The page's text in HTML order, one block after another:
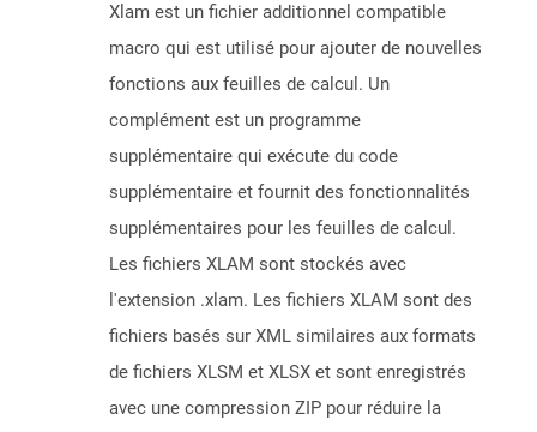
Xlam est un fichier additionnel compatible
macro qui est utilisé pour ajouter de nouvelles
fonctions aux feuilles de calcul. Un
complément est un programme
supplémentaire qui exécute du code
supplémentaire et fournit des fonctionnalités
supplémentaires pour les feuilles de calcul.
Les fichiers XLAM sont stockés avec
l'extension .xlam. Les fichiers XLAM sont des
fichiers basés sur XML similaires aux formats
de fichiers XLSM et XLSX et sont enregistrés
avec une compression ZIP pour réduire la